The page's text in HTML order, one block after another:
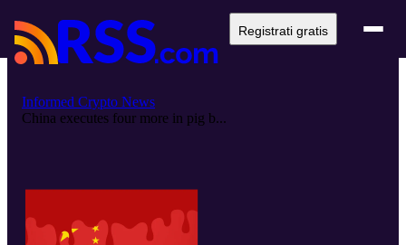
Registrati gratis
Informed Crypto News
China executes four more in pig b...